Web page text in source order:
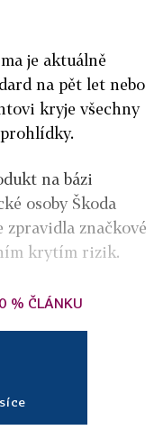
je aktuálně
na pět let nebo
kryje všechny
na bázi
osoby Škoda
zpravidla značkové
krytím rizik.
% ČLÁNKU